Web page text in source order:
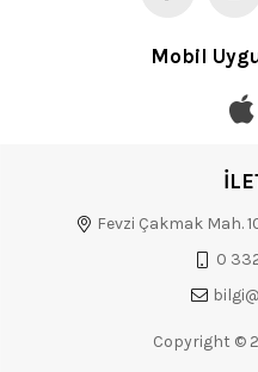
Mobil
Fevzi Çakmak Mah.
0
Copyright ©